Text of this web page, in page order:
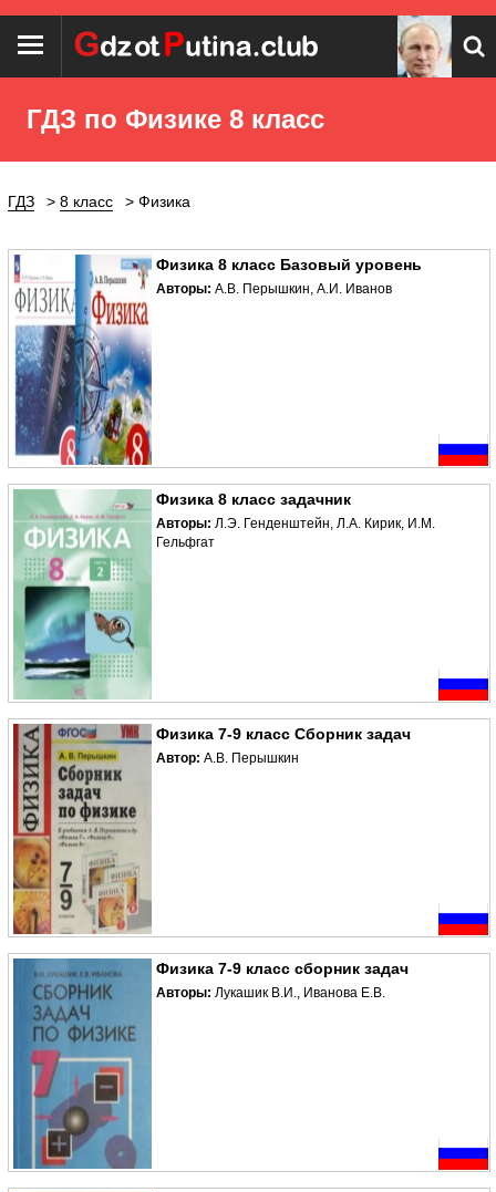
ГДЗ по Физике 8 класс
ГДЗ 8 класс Физика
Физика 8 класс Базовый уровень
Авторы: А.В. Перышкин, А.И. Иванов
Физика 8 класс задачник
Авторы: Л.Э. Генденштейн, Л.А. Кирик, И.М.
Гельфгат
Физика 7-9 класс Сборник задач
Автор: А.В. Перышкин
Физика 7-9 класс сборник задач
Авторы: Лукашик В.И., Иванова Е.В.